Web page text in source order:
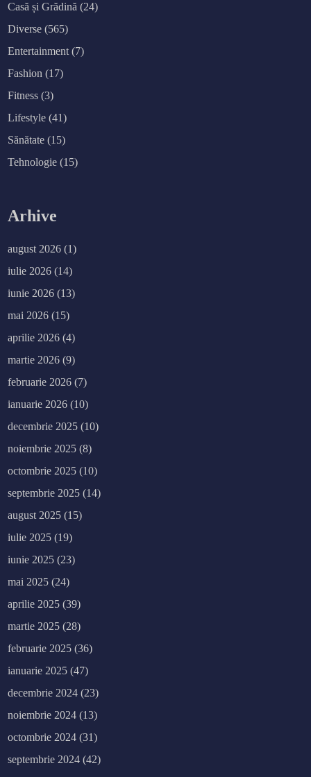
Casă și Grădină (24)
Diverse (565)
Entertainment (7)
Fashion (17)
Fitness (3)
Lifestyle (41)
Sănătate (15)
Tehnologie (15)
Arhive
august 2026 (1)
iulie 2026 (14)
iunie 2026 (13)
mai 2026 (15)
aprilie 2026 (4)
martie 2026 (9)
februarie 2026 (7)
ianuarie 2026 (10)
decembrie 2025 (10)
noiembrie 2025 (8)
octombrie 2025 (10)
septembrie 2025 (14)
august 2025 (15)
iulie 2025 (19)
iunie 2025 (23)
mai 2025 (24)
aprilie 2025 (39)
martie 2025 (28)
februarie 2025 (36)
ianuarie 2025 (47)
decembrie 2024 (23)
noiembrie 2024 (13)
octombrie 2024 (31)
septembrie 2024 (42)